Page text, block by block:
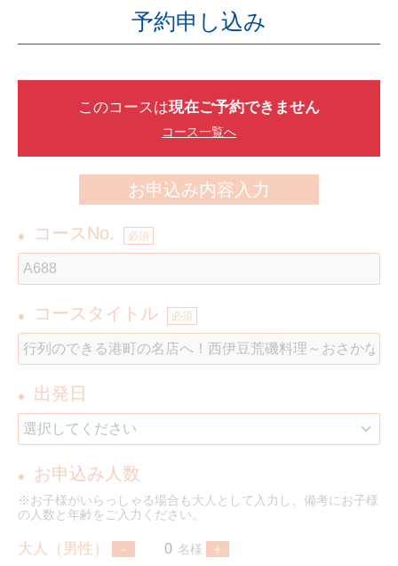
予約申し込み
このコースは現在ご予約できません
コース一覧へ
お申込み内容入力
● コースNo. 必須
● コースタイトル 必須
● 出発日
● お申込み人数
※お子様がいらっしゃる場合も大人として入力し、備考にお子様
の人数と年齢をご入力ください。
大人（男性） 名様